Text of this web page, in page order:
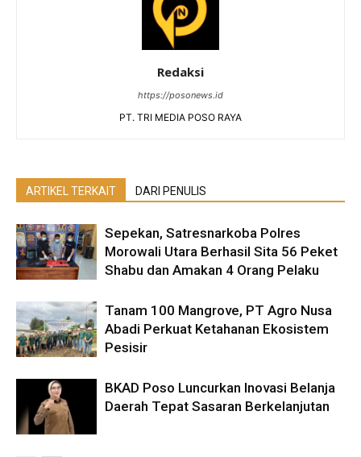
Redaksi
https://posonews.id
PT. TRI MEDIA POSO RAYA
ARTIKEL TERKAIT DARI PENULIS
Sepekan, Satresnarkoba Polres
Morowali Utara Berhasil Sita 56 Peket
Shabu dan Amakan 4 Orang Pelaku
Tanam 100 Mangrove, PT Agro Nusa
Abadi Perkuat Ketahanan Ekosistem
Pesisir
BKAD Poso Luncurkan Inovasi Belanja
Daerah Tepat Sasaran Berkelanjutan